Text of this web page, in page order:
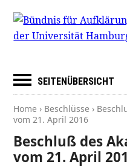
SEITENÜBERSICHT
Home › Beschlüsse ›
vom21. April 2016
Beschluß des
vom 21. April